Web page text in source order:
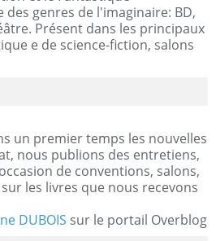
genres de l'imaginaire: BD,
Présent dans les principaux
e de science-fiction, salons
un premier temps les nouvelles
nous publions des entretiens,
de conventions, salons,
les livres que nous recevons
DUBOIS sur le portail Overblog